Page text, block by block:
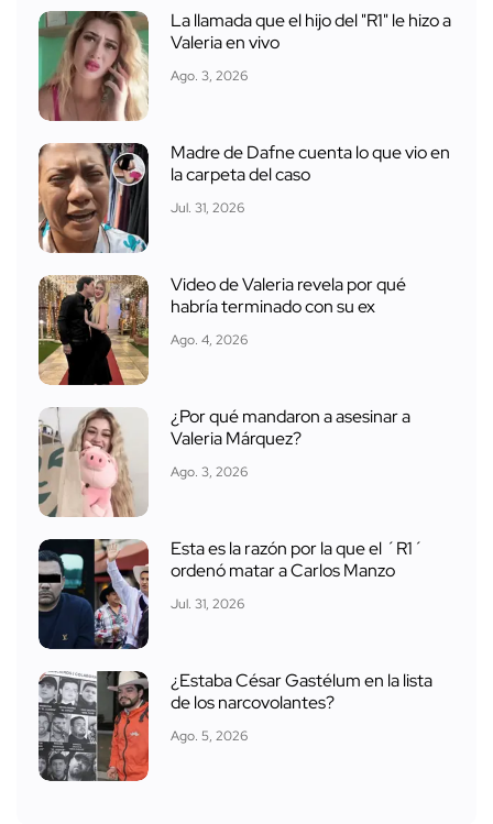
La llamada que el hijo del "R1" le hizo a
Valeria en vivo
Ago. 3, 2026
Madre de Dafne cuenta lo que vio en
la carpeta del caso
Jul. 31, 2026
Video de Valeria revela por qué
habría terminado con su ex
Ago. 4, 2026
¿Por qué mandaron a asesinar a
Valeria Márquez?
Ago. 3, 2026
Esta es la razón por la que el ´R1´
ordenó matar a Carlos Manzo
Jul. 31, 2026
¿Estaba César Gastélum en la lista
de los narcovolantes?
Ago. 5, 2026